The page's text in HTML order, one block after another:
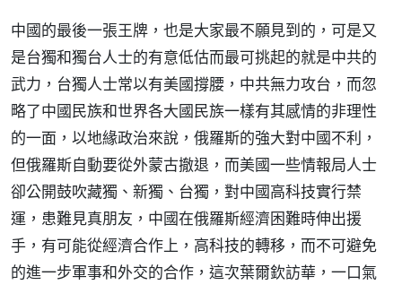
中國的最後一張王牌，也是大家最不願見到的，可是又
是台獨和獨台人士的有意低估而最可挑起的就是中共的
武力，台獨人士常以有美國撐腰，中共無力攻台，而忽
略了中國民族和世界各大國民族一樣有其感情的非理性
的一面，以地緣政治來說，俄羅斯的強大對中國不利，
但俄羅斯自動要從外蒙古撤退，而美國一些情報局人士
卻公開鼓吹藏獨、新獨、台獨，對中國高科技實行禁
運，患難見真朋友，中國在俄羅斯經濟困難時伸出援
手，有可能從經濟合作上，高科技的轉移，而不可避免
的進一步軍事和外交的合作，這次葉爾欽訪華，一口氣